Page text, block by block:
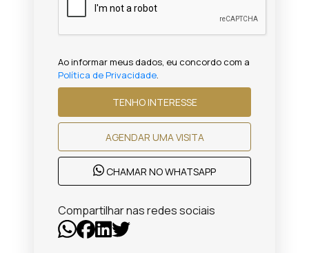
Ao informar meus dados, eu concordo com a
Política de Privacidade.
TENHO INTERESSE
AGENDAR UMA VISITA
CHAMAR NO WHATSAPP
Compartilhar nas redes sociais